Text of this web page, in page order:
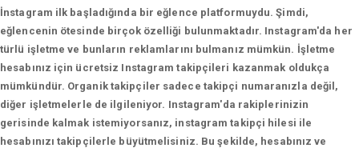
İnstagram ilk başladığında bir eğlence platformuydu. Şimdi,
eğlencenin ötesinde birçok özelliği bulunmaktadır. Instagram'da her
türlü işletme ve bunların reklamlarını bulmanız mümkün. İşletme
hesabınız için ücretsiz Instagram takipçileri kazanmak oldukça
mümkündür. Organik takipçiler sadece takipçi numaranızla değil,
diğer işletmelerle de ilgileniyor. Instagram'da rakiplerinizin
gerisinde kalmak istemiyorsanız, instagram takipçi hilesi ile
hesabınızı takipçilerle büyütmelisiniz. Bu şekilde, hesabınız ve